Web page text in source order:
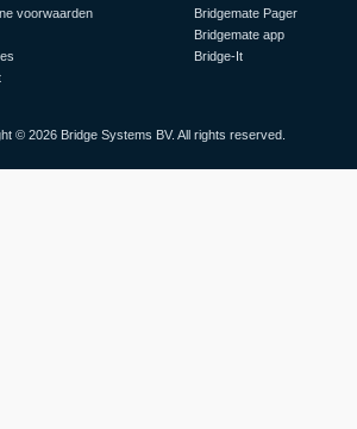
voorwaarden
Bridgemate Pager
Bridgemate app
Bridge-It
© 2026 Bridge Systems BV. All rights reserved.